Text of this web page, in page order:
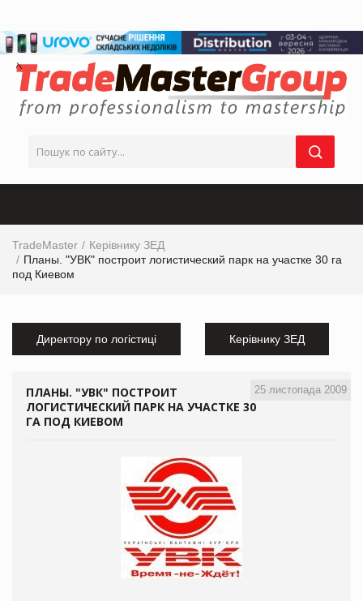
TradeMaster
Керівнику ЗЕД
Планы. "УВК" построит логистический парк на участке 30 га
под Киевом
Директору по логістиці Керівнику ЗЕД
25 листопада 2009
ПЛАНЫ. "УВК" ПОСТРОИТ
ЛОГИСТИЧЕСКИЙ ПАРК НА УЧАСТКЕ 30
ГА ПОД КИЕВОМ